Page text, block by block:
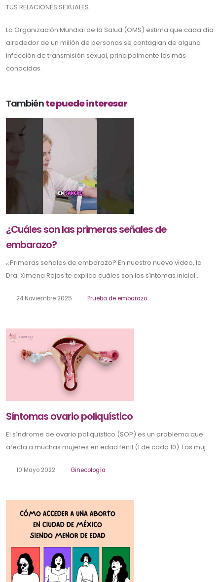
TUS RELACIONES SEXUALES.
La Organización Mundial de la Salud (OMS) estima que cada día
alrededor de un millón de personas se contagian de alguna
infección de transmisión sexual, principalmente las más
conocidas.
Tambiénte puede interesar
¿Cuáles son las primeras señales de
embarazo?
¿Primeras señales de embarazo? En nuestro nuevo video, la
Dra. Ximena Rojas te explica cuáles son los síntomas inicial...
24 Noviembre 2025 Prueba de embarazo
Síntomas ovario poliquístico
El síndrome de ovario poliquístico (SOP) es un problema que
afecta a muchas mujeres en edad fértil (1 de cada 10). Las muj...
10 Mayo 2022 Ginecología